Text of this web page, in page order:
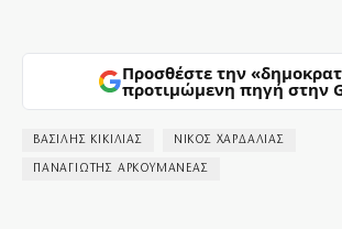
Προσθέστε την
προτιμώμενη πηγή στην
ΒΑΣΙΛΗΣ ΚΙΚΙΛΙΑΣ ΝΙΚΟΣ ΧΑΡΔΑΛΙΑΣ
ΠΑΝΑΓΙΩΤΗΣ ΑΡΚΟΥΜΑΝΕΑΣ